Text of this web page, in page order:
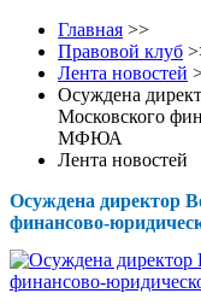
Главная >>
Правовой клуб
Лента новостей
Осуждена
Московского
МФЮА
Лента новостей
Осуждена директор
финансово-